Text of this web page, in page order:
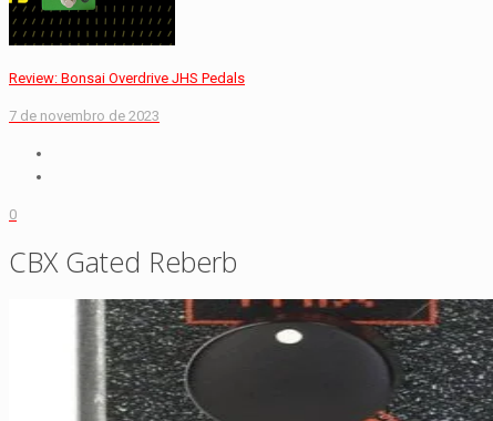
Review: Bonsai Overdrive JHS Pedals
7 de novembro de 2023
0
CBX Gated Reberb